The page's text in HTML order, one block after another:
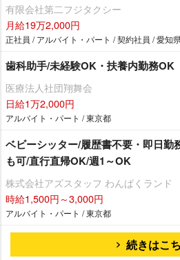
有限会社第二フジタクシー
月給19万2,000円
正社員 / アルバイト・パート / 契約社員 / 愛知県
歯科助手/未経験OK・扶養内勤務OK
医療法人社団翔舞会
日給1万2,000円
アルバイト・パート / 東京都
ベビーシッター/履歴書不要・即日勤
も可/直行直帰OK/週1～OK
株式会社アズスタッフ わんぱくランド
時給1,500円～3,000円
アルバイト・パート / 東京都
続きはこ